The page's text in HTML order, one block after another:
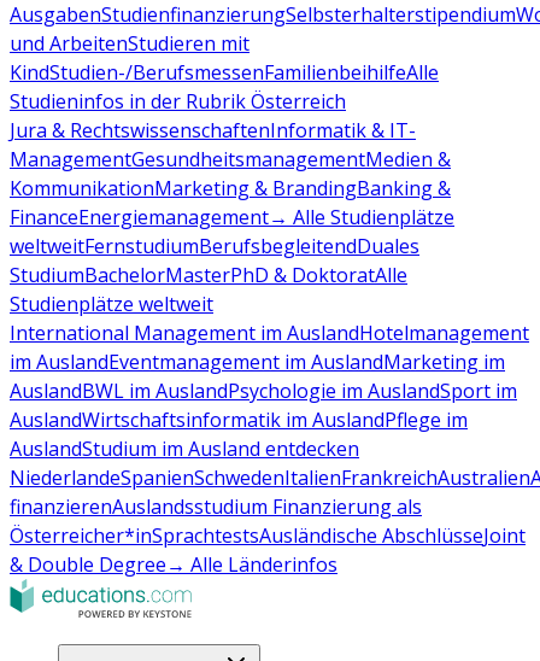
AusgabenStudienfinanzierungSelbsterhalterstipendium
und ArbeitenStudieren mit
KindStudien-/BerufsmessenFamilienbeihilfeAlle
Studieninfos in der Rubrik Österreich
Jura & RechtswissenschaftenInformatik & IT-
ManagementGesundheitsmanagementMedien &
KommunikationMarketing & BrandingBanking &
FinanceEnergiemanagement→ Alle Studienplätze
weltweitFernstudiumBerufsbegleitendDuales
StudiumBachelorMasterPhD & DoktoratAlle
Studienplätze weltweit
International Management im AuslandHotelmanagement
im AuslandEventmanagement im AuslandMarketing im
AuslandBWL im AuslandPsychologie im AuslandSport im
AuslandWirtschaftsinformatik im AuslandPflege im
AuslandStudium im Ausland entdecken
NiederlandeSpanienSchwedenItalienFrankreichAustralien
finanzierenAuslandsstudium Finanzierung als
Österreicher*inSprachtestsAusländische AbschlüsseJoint
& Double Degree→ Alle Länderinfos